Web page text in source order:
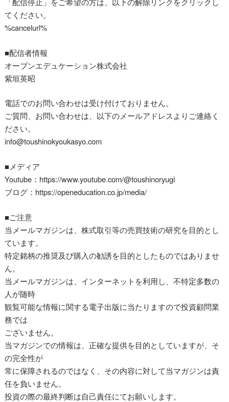
てください。
%cancelurl%
■配信者情報
オープンエデュケーション株式会社
紫垣英昭
電話でのお問い合わせは受け付けておりません。
ご質問、お問い合わせは、以下のメールアドレスよりご連絡く
ださい。
info@toushinokyoukasyo.com
■メディア
Youtube：https://www.youtube.com/@toushinoryugi
ブログ：https://openeducation.co.jp/media/
■ご注意
当メールマガジンは、株式取引等の売買技術の研究を目的とし
ています。
特定銘柄の推奨及び購入の勧誘を目的としたものではありませ
ん。
当メールマガジンは、インターネットを利用し、不特定多数の
人が随時
観覧可能な情報に関する電子出版に当たりますので投資顧問業
務では
ございません。
当マガジンでの情報は、正確な提供を目的としていますが、そ
の完全性が
常に保障されるのではなく、その内容に対して当マガジンは責
任を負いません。
投資の際の最終判断は自己責任にてお願いします。